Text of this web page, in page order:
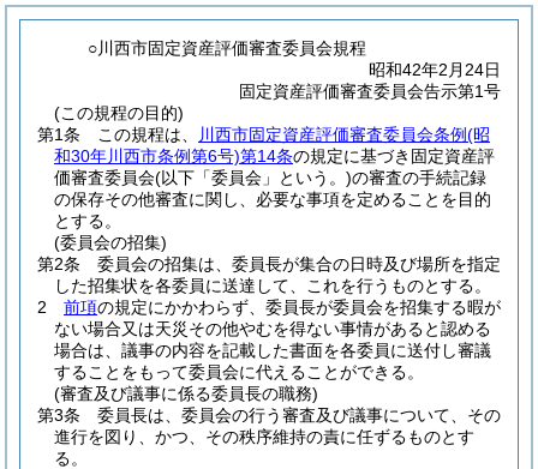
○川西市固定資産評価審査委員会規程
昭和42年2月24日
固定資産評価審査委員会告示第1号
(この規程の目的)
第1条
この規程は、 川西市固定資産評価審査委員会条例(昭
和30年川西市条例第6号)第14条の規定に基づき固定資産評
価審査委員会(以下「委員会」という。)の審査の手続記録
の保存その他審査に関し、必要な事項を定めることを目的
とする。
(委員会の招集)
第2条
委員会の招集は、委員長が集合の日時及び場所を指定
した招集状を各委員に送達して、これを行うものとする。
2
前項の規定にかかわらず、委員長が委員会を招集する暇が
ない場合又は天災その他やむを得ない事情があると認める
場合は、議事の内容を記載した書面を各委員に送付し審議
することをもって委員会に代えることができる。
(審査及び議事に係る委員長の職務)
第3条
委員長は、委員会の行う審査及び議事について、その
進行を図り、かつ、その秩序維持の責に任ずるものとす
る。